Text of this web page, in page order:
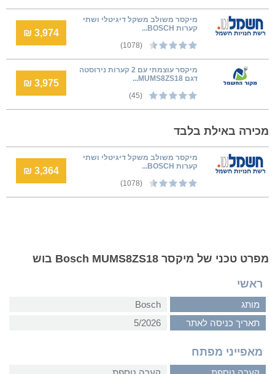
מיקסר משולב משקל דיגיטלי ושתי
קערות BOSCH...
(1078)
3,974 ₪
מיקסר עוצמתי עם 2 קערות נירוסטה
דגם MUMS8ZS18...
(45)
3,975 ₪
מכירה באילת בלבד
מיקסר משולב משקל דיגיטלי ושתי
קערות BOSCH...
(1078)
3,364 ₪
מפרט טכני של מיקסר Bosch MUMS8ZS18 בוש
ראשי
מותג
Bosch
תאריך כניסה לאתר
5/2026
מאפייני מפתח